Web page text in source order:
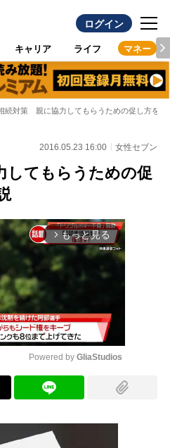
ログイン
キャリア ライフ マネー
続対策 親に協力してもらうための促し方をポ
2016.05.23 16:00 女性セブン
てもらうための促
arrow_forward_ios もっと見る
Powered by GliaStudios